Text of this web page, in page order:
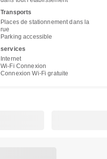
Transports
Places de stationnement dans la
rue
Parking accessible
services
Internet
Wi-Fi Connexion
Connexion Wi-Fi gratuite